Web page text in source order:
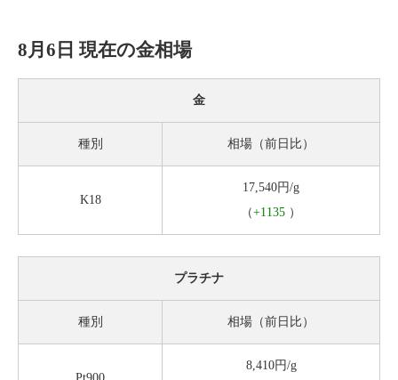
8月6日 現在の金相場
金
種別 相場（前日比）
K18
17,540円/g
（+1135 ）
プラチナ
種別 相場（前日比）
8,410円/g